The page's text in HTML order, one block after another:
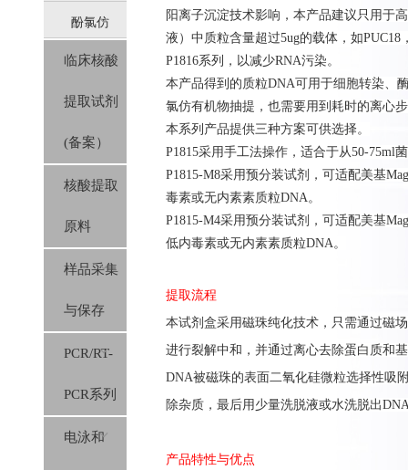
(SolPure)
酚氯仿
(Trizol系
列）
临床核酸
提取试剂
(备案）
核酸提取
原料
样品采集
与保存
PCR/RT-
PCR系列
电泳和
阳离子沉淀技术影响，本产品建议只用于
液）中质粒含量超过5ug的载体，如
P1816系列，以减少RNA污染。
本产品得到的质粒DNA可用于细胞转染、
氯仿有机物抽提，也需要用到耗时的离心
本系列产品提供三种方案可供选择。
P1815采用手工法操作，适合于从50-75ml
P1815-M8采用预分装试剂，可适配美基
毒素或无内素素质粒DNA。
P1815-M4采用预分装试剂，可适配美基
低内毒素或无内素素质粒DNA。
提取流程
本试剂盒采用磁珠纯化技术，只需通过磁
进行裂解中和， 并通过离心去除蛋白质和
DNA被磁珠的表面二氧化硅微粒选择性吸
除杂质 ， 最后用少量洗脱液或水洗脱出
产品特性与优点